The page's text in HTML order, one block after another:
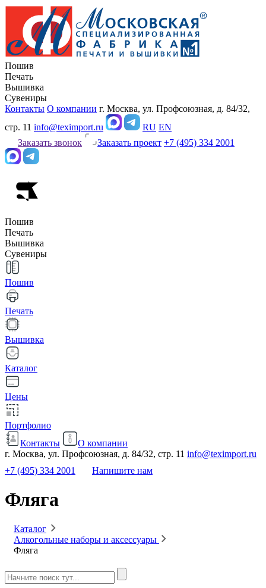
Пошив
Печать
Вышивка
Сувениры
Контакты О компании г. Москва, ул. Профсоюзная, д. 84/32,
стр. 11 info@teximport.ru RU EN
Заказать звонок
Заказать проект +7 (495) 334 2001
Пошив
Печать
Вышивка
Сувениры
Пошив
Печать
Вышивка
Каталог
Цены
Портфолио
Контакты
О компании
г. Москва, ул. Профсоюзная, д. 84/32, стр. 11 info@teximport.ru
+7 (495) 334 2001
Напишите нам
Фляга
Каталог
Алкогольные наборы и аксессуары
Фляга